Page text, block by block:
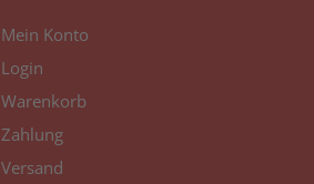
Mein Konto
Login
Warenkorb
Zahlung
Versand